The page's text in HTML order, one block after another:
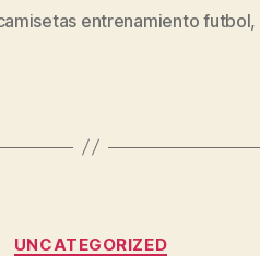
entrenamiento futbol,
Categorías
UNCATEGORIZED